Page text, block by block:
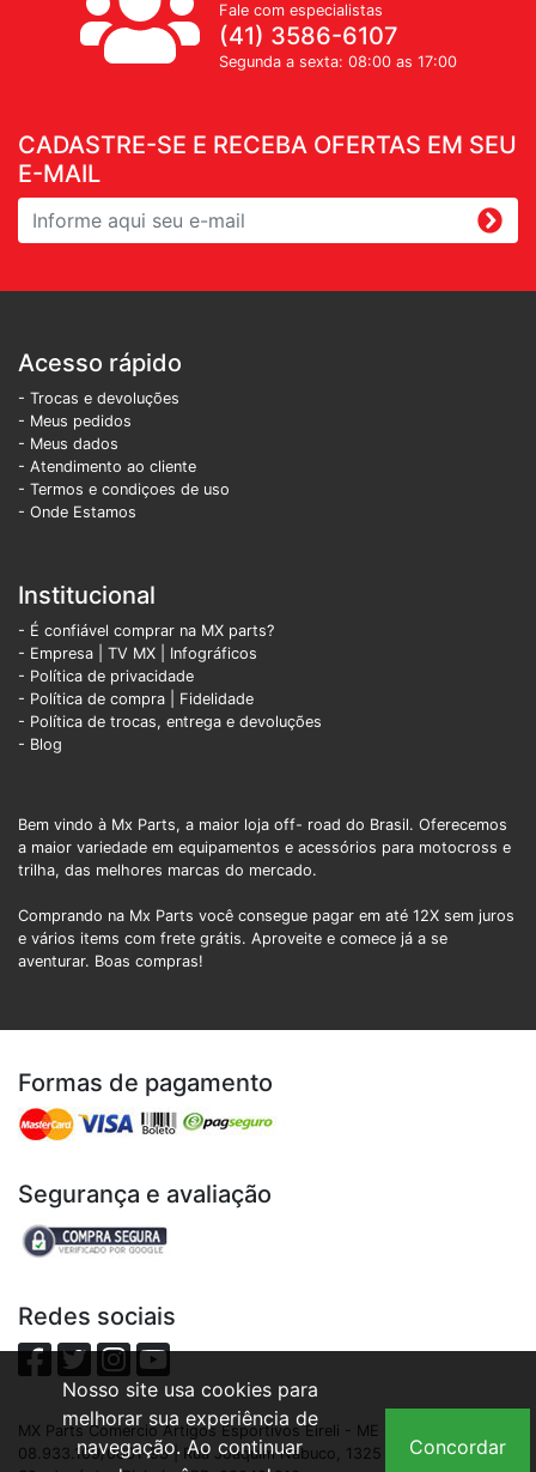
CADASTRE-SE E RECEBA OFERTAS EM SEU
E-MAIL
Fale com especialistas
(41) 3586-6107
Segunda a sexta: 08:00 as 17:00
Acesso rápido
- Trocas e devoluções
- Meus pedidos
- Meus dados
- Atendimento ao cliente
- Termos e condiçoes de uso
- Onde Estamos
Institucional
- É confiável comprar na MX parts?
- Empresa
TV MX
Infográficos
- Política de privacidade
- Política de compra | Fidelidade
- Política de trocas, entrega e devoluções
- Blog
Bem vindo à Mx Parts, a maior loja off- road do Brasil. Oferecemos
a maior variedade em equipamentos e acessórios para motocross e
trilha, das melhores marcas do mercado.
Comprando na Mx Parts você consegue pagar em até 12X sem juros
e vários items com frete grátis. Aproveite e comece já a se
aventurar. Boas compras!
Formas de pagamento
Segurança e avaliação
Redes sociais
MX Parts Comercio Artigos Esportivos Eireli - ME | CNPJ:
08.933.109/0001-93 | Rua Joaquim Nabuco, 1325 - São Cristóvão,
Nosso site usa cookies para
melhorar sua experiência de
navegação. Ao continuar
Concordar